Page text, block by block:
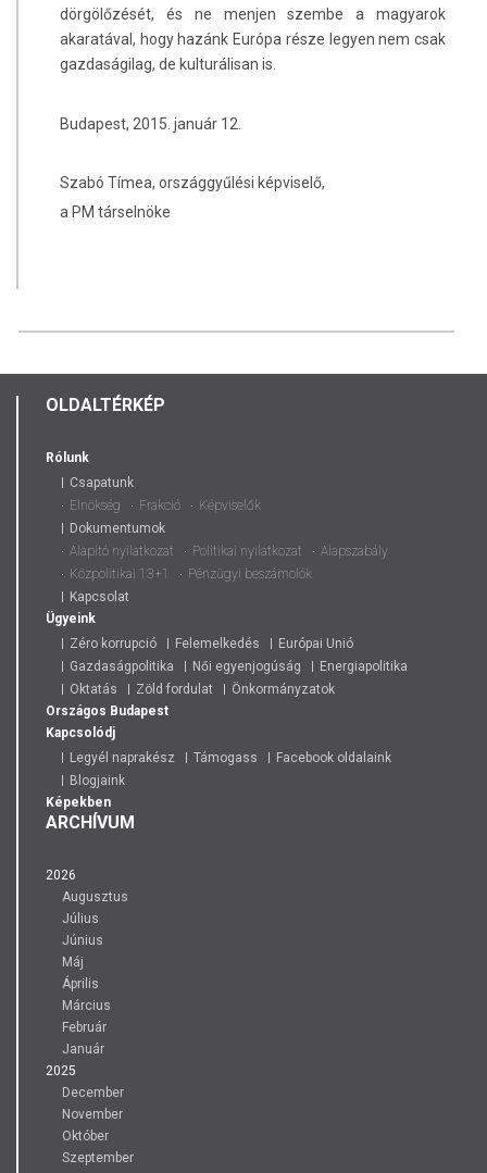
dörgölőzését, és ne menjen szembe a magyarok
akaratával, hogy hazánk Európa része legyen nem csak
gazdaságilag, de kulturálisan is.
Budapest, 2015. január 12.
Szabó Tímea, országgyűlési képviselő,
a PM társelnöke
OLDALTÉRKÉP
Rólunk
Csapatunk
Elnökség
Frakció
Képviselők
Dokumentumok
Alapító nyilatkozat
Politikai nyilatkozat
Alapszabály
Közpolitikai 13+1
Pénzügyi beszámolók
Kapcsolat
Ügyeink
Zéro korrupció
Felemelkedés
Európai Unió
Gazdaságpolitika
Női egyenjogúság
Energiapolitika
Oktatás
Zöld fordulat
Önkormányzatok
Országos Budapest
Kapcsolódj
Legyél naprakész
Támogass
Facebook oldalaink
Blogjaink
Képekben
ARCHÍVUM
2026
Augusztus
Július
Június
Máj
Április
Március
Február
Január
2025
December
November
Október
Szeptember